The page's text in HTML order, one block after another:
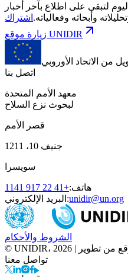
لتبقى على اطلاع بآخر أخبار
وأبحاثه وفعالياته. اشتراك
زيارة موقع UNIDIR
من الاتحاد الأوروبي
اتصل بنا
معهد الأمم المتحدة
لبحوث نزع السلاح
قصر الأمم
جنيف 10، 1211
سويسرا
هاتف:+41 22 917 1141
البريد الإلكتروني:unidir@un.org
الشروط والأحكام
تواصل معنا